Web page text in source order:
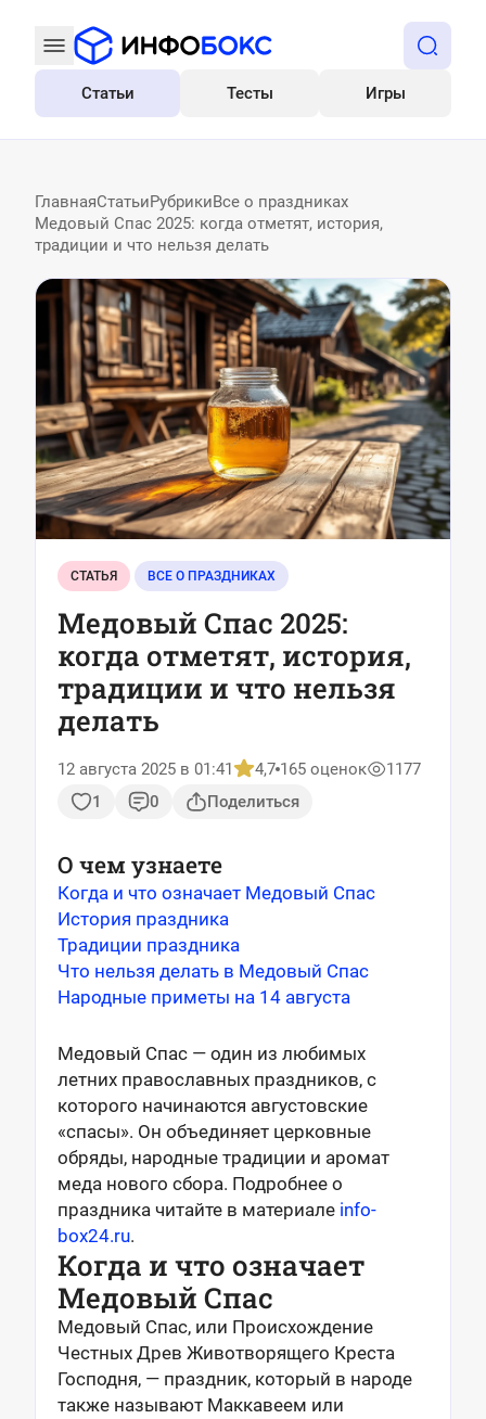
Все
Статьи Тесты Игры
ГлавнаяСтатьиРубрикиВсе о праздниках
Медовый Спас 2025: когда отметят, история,
традиции и что нельзя делать
СТАТЬЯ ВСЕ О ПРАЗДНИКАХ
Медовый Спас 2025:
когда отметят, история,
традиции и что нельзя
делать
12 августа 2025 в 01:41 4,7 165 оценок
1177
1
0 Поделиться
О чем узнаете
Когда и что означает Медовый Спас
История праздника
Традиции праздника
Что нельзя делать в Медовый Спас
Народные приметы на 14 августа
Медовый Спас — один из любимых
летних православных праздников, с
которого начинаются августовские
«спасы». Он объединяет церковные
обряды, народные традиции и аромат
меда нового сбора. Подробнее о
праздника читайте в материале info-
box24.ru.
Когда и что означает
Медовый Спас
Медовый Спас, или Происхождение
Честных Древ Животворящего Креста
Господня, — праздник, который в народе
также называют Маккавеем или